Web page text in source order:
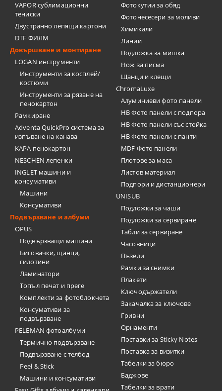
VAPOR сублимационни
тениски
Двустранно лепящи картони
DTF ФИЛМ
Довършване и монтиране
LOGAN инструменти
Инструменти за косплей/
костюми
Инструменти за рязане на
пенокартон
Рамкиране
Adventa QuickPro система за
изпъване на канава
KAPA пенокартон
NESCHEN лепенки
INGLET машини и
консумативи
Машини
Консумативи
Подвързване и албуми
OPUS
Подвързващи машини
Биговачки, щанци,
гилотини
Ламинатори
Топъл печат и преге
Комплекти за фотоблокчета
Консумативи за
подвързване
PELEMAN фотоалбуми
Термично подвързване
Подвързване с телбод
Peel & Stick
Машини и консумативи
Фотокутии за обяд
Фотонесесери за моливи
Химикали
Линии
Подложка за мишка
Нож за писма
Щанци и клещи
ChromaLuxe
Алуминиеви фото панели
HB Фото панели с подпора
HB Фото панели със стойка
HB Фото панели с панти
MDF Фото панели
Плотове за маса
Листов материал
Подпори и дистанционери
UNISUB
Подложки за чаши
Подложки за сервиране
Табли за сервиране
Часовници
Пъзели
Рамки за снимки
Плакети
Ключодържатели
Закачалка за ключове
Гривни
Орнаменти
Поставки за Sticky Notes
Поставка за визитки
Tабелки за бюро
Баджове
Табелки за врати